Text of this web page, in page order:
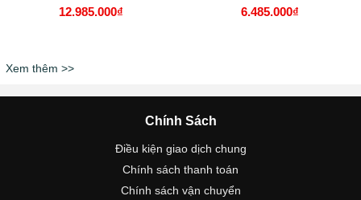
12.985.000₫ 6.485.000₫
Xem thêm >>
Chính Sách
Điều kiện giao dịch chung
Chính sách thanh toán
Chính sách vận chuyển